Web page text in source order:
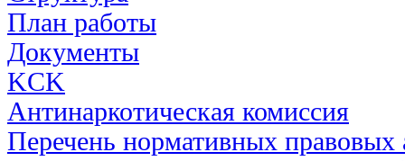
План работы
Документы
KCK
Антинаркотическая комиссия
Перечень нормативных правовых